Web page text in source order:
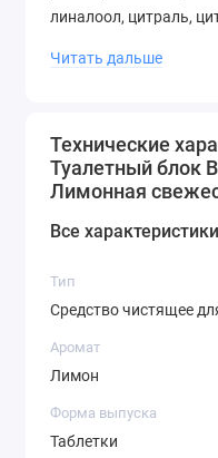
линалоол, цитраль,
Читать дальше
Технические
Туалетный блок
Лимонная
Все характеристики
Тип
Средство чистящее
Аромат
Лимон
Форма выпуска
Таблетки